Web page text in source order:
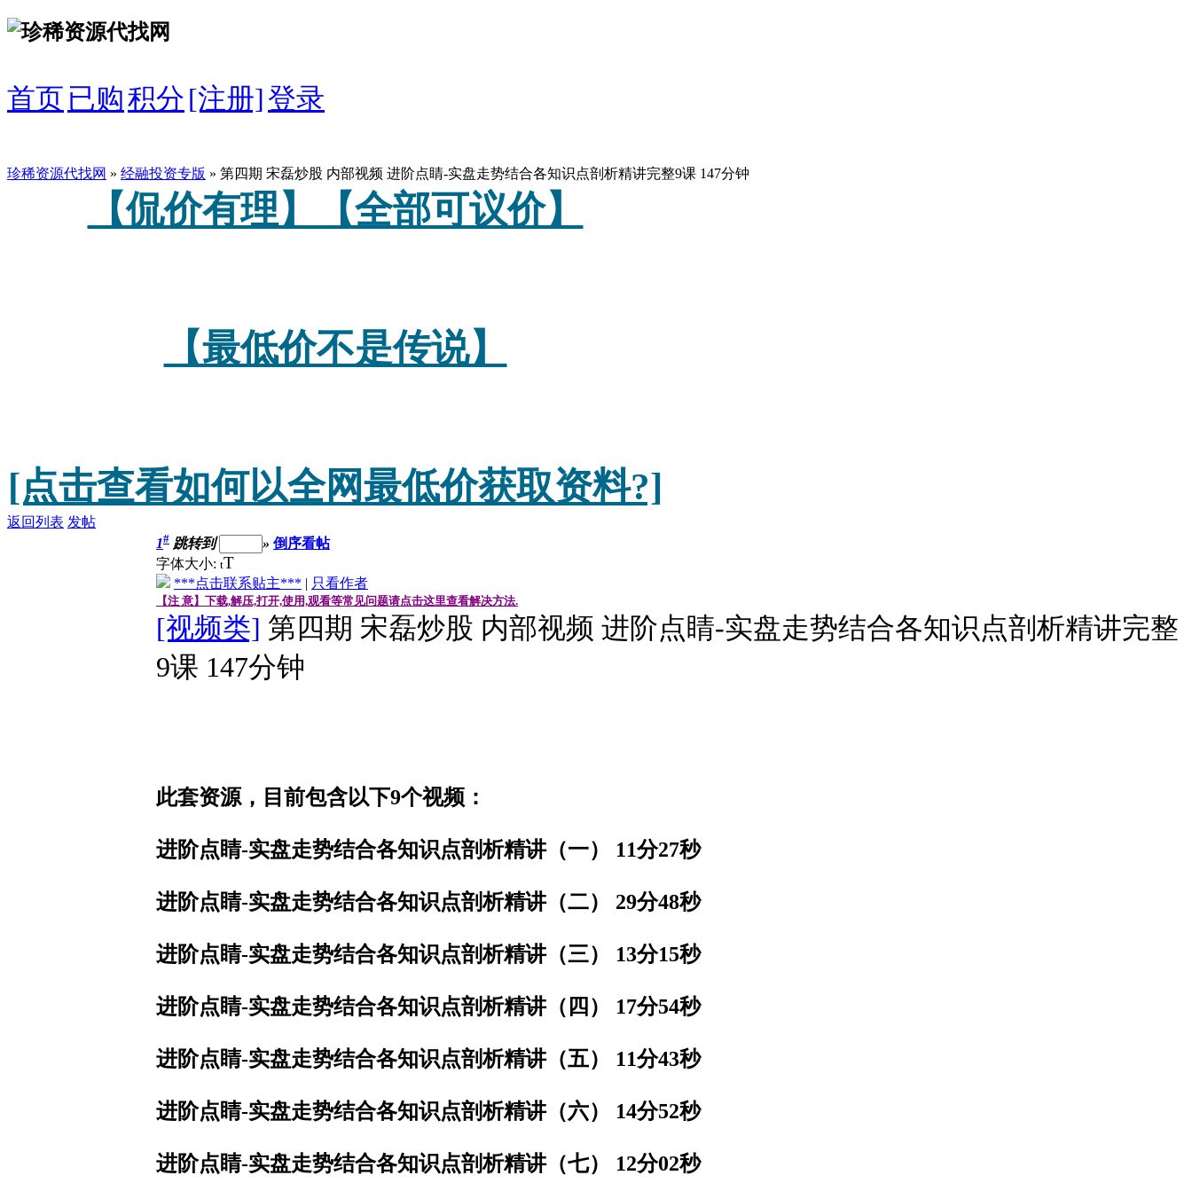
首页 已购积分[注册]登录
珍稀资源代找网 » 经融投资专版 » 第四期 宋磊炒股 内部视频 进阶点睛-实盘走势结合各知识点剖析精讲完整9课 147分钟
【侃价有理】【全部可议价】
【最低价不是传说】
[点击查看如何以全网最低价获取资料?]
返回列表 发帖
1# 跳转到 » 倒序看帖
字体大小: tT
***点击联系贴主*** | 只看作者
【注 意】下载,解压,打开,使用,观看等常见问题请点击这里查看解决方法.
[视频类] 第四期 宋磊炒股 内部视频 进阶点睛-实盘走势结合各知识点剖析精讲完整
9课 147分钟
此套资源，目前包含以下9个视频：
进阶点睛-实盘走势结合各知识点剖析精讲（一） 11分27秒
进阶点睛-实盘走势结合各知识点剖析精讲（二） 29分48秒
进阶点睛-实盘走势结合各知识点剖析精讲（三） 13分15秒
进阶点睛-实盘走势结合各知识点剖析精讲（四） 17分54秒
进阶点睛-实盘走势结合各知识点剖析精讲（五） 11分43秒
进阶点睛-实盘走势结合各知识点剖析精讲（六） 14分52秒
进阶点睛-实盘走势结合各知识点剖析精讲（七） 12分02秒